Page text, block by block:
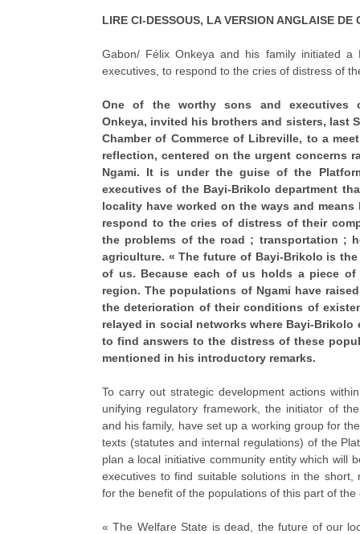
LIRE CI-DESSOUS, LA VERSION ANGLAISE
Gabon/ Félix Onkeya and his family initiated a
executives, to respond to the cries of distress of
One of the worthy sons and executives
Onkeya, invited his brothers and sisters, last
Chamber of Commerce of Libreville, to a
reflection, centered on the urgent concerns
Ngami. It is under the guise of the
executives of the Bayi-Brikolo department
locality have worked on the ways and
respond to the cries of distress of their
the problems of the road ; transportation ;
agriculture. « The future of Bayi-Brikolo is
of us. Because each of us holds a piece of
region. The populations of Ngami have
the deterioration of their conditions of
relayed in social networks where Bayi-Brikolo
to find answers to the distress of these
mentioned in his introductory remarks.
To carry out strategic development actions
unifying regulatory framework, the initiator of
and his family, have set up a working group for
texts (statutes and internal regulations) of the
plan a local initiative community entity which will
executives to find suitable solutions in the short,
for the benefit of the populations of this part of the
« The Welfare State is dead, the future of our